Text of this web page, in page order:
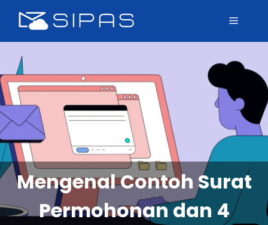
Mengenal Contoh Surat
Permohonan dan 4